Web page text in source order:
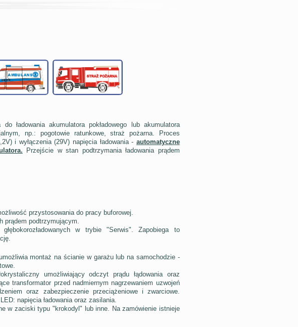
do ładowania akumulatora pokładowego lub akumulatora
np.: pogotowie ratunkowe, straż pożarna. Proces
i wyłączenia (29V) napięcia ładowania - automatyczne
Przejście w stan podtrzymania ładowania prądem
przystosowania do pracy buforowej.
prądem podtrzymującym.
w trybie "Serwis". Zapobiega to
montaż na ścianie w garażu lub na samochodzie -
umożliwiający odczyt prądu łądowania oraz
transformator przed nadmiernym nagrzewaniem uzwojeń
oraz zabezpieczenie przeciążeniowe i zwarciowe.
napięcia ładowania oraz zasilania.
w zaciski typu "krokodyl" lub inne. Na zamówienie istnieje